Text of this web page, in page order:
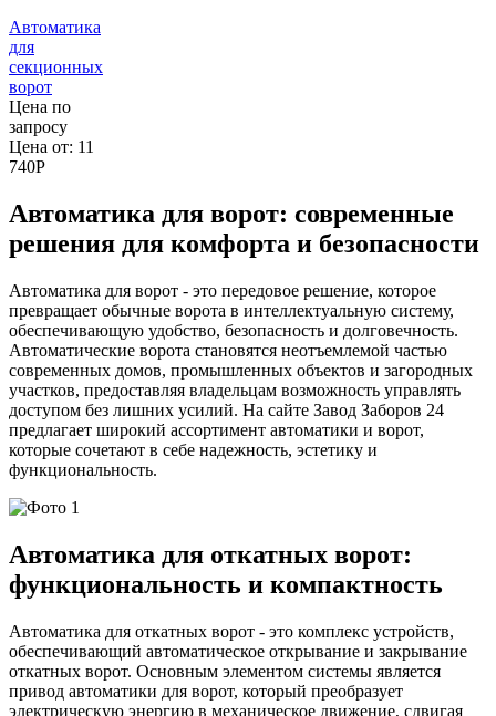
Автоматика
для
секционных
ворот
Цена по
запросу
Цена от: 11
740P
Автоматика для ворот: современные
решения для комфорта и безопасности
Автоматика для ворот - это передовое решение, которое
превращает обычные ворота в интеллектуальную систему,
обеспечивающую удобство, безопасность и долговечность.
Автоматические ворота становятся неотъемлемой частью
современных домов, промышленных объектов и загородных
участков, предоставляя владельцам возможность управлять
доступом без лишних усилий. На сайте Завод Заборов 24
предлагает широкий ассортимент автоматики и ворот,
которые сочетают в себе надежность, эстетику и
функциональность.
Автоматика для откатных ворот:
функциональность и компактность
Автоматика для откатных ворот - это комплекс устройств,
обеспечивающий автоматическое открывание и закрывание
откатных ворот. Основным элементом системы является
привод автоматики для ворот, который преобразует
электрическую энергию в механическое движение, сдвигая